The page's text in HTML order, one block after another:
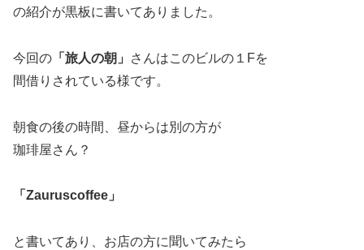
の紹介が黒板に書いてありました。
今回の 「旅人の朝」
さんはこのビルの１Fを
間借りされている様です。
朝食の後の時間、昼からは別の方が
珈琲屋さん？
「Zauruscoffee」
と書いてあり、お店の方に聞いてみたら